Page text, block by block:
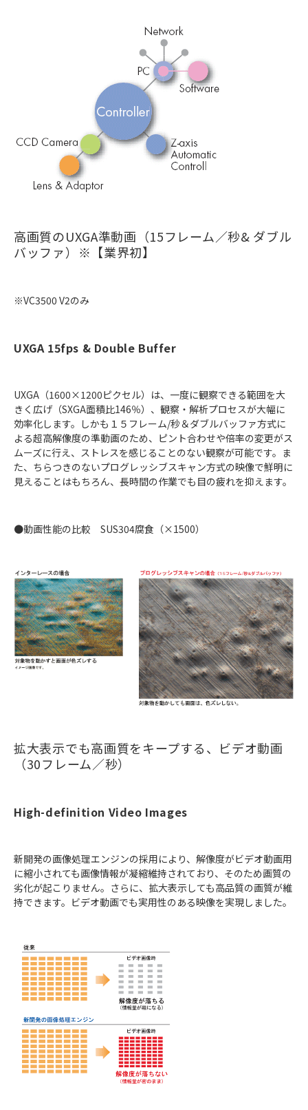
高画質のUXGA準動画（15フレーム／秒& ダブル
バッファ）※【業界初】
※VC3500 V2のみ
UXGA 15fps & Double Buffer
UXGA（1600×1200ピクセル）は、一度に観察できる範囲を大
きく広げ（SXGA面積比146％）、観察・解析プロセスが大幅に
効率化します。しかも１５フレーム/秒＆ダブルバッファ方式に
よる超高解像度の準動画のため、ピント合わせや倍率の変更がス
ムーズに行え、ストレスを感じることのない観察が可能です。ま
た、ちらつきのないプログレッシブスキャン方式の映像で鮮明に
見えることはもちろん、長時間の作業でも目の疲れを抑えます。
●動画性能の比較 SUS304腐食（×1500）
拡大表示でも高画質をキープする、ビデオ動画
（30フレーム／秒）
High-definition Video Images
新開発の画像処理エンジンの採用により、解像度がビデオ動画用
に縮小されても画像情報が凝縮維持されており、そのため画質の
劣化が起こりません。さらに、拡大表示しても高品質の画質が維
持できます。ビデオ動画でも実用性のある映像を実現しました。